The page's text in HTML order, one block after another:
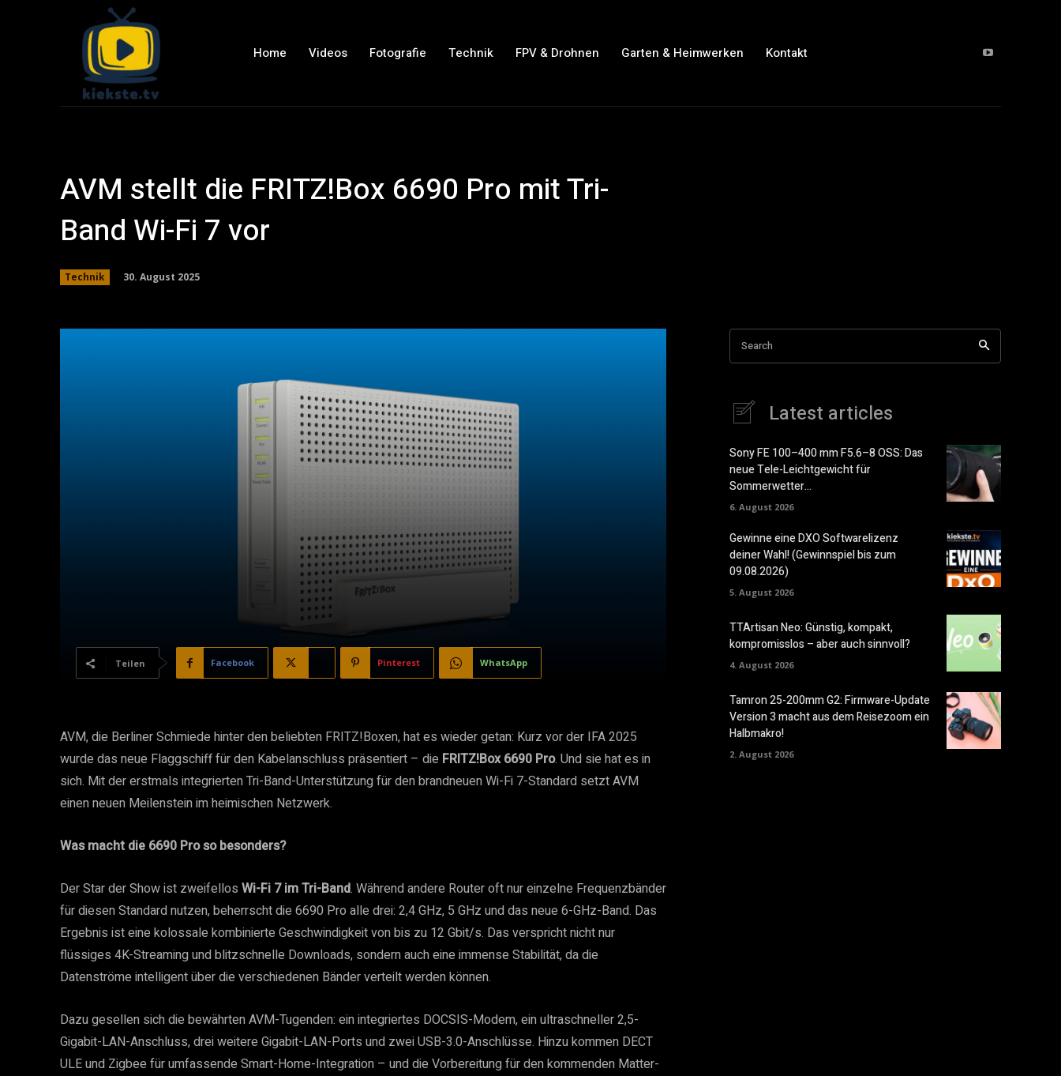
Home Videos Fotografie Technik FPV & Drohnen Garten & Heimwerken Kontakt
AVM stellt die FRITZ!Box 6690 Pro mit Tri-
Band Wi-Fi 7 vor
Technik 30. August 2025
Teilen Facebook Pinterest WhatsApp
AVM, die Berliner Schmiede hinter den beliebten FRITZ!Boxen, hat es wieder getan: Kurz vor der IFA 2025
wurde das neue Flaggschiff für den Kabelanschluss präsentiert – die FRITZ!Box 6690 Pro. Und sie hat es in
sich. Mit der erstmals integrierten Tri-Band-Unterstützung für den brandneuen Wi-Fi 7-Standard setzt AVM
einen neuen Meilenstein im heimischen Netzwerk.
Was macht die 6690 Pro so besonders?
Der Star der Show ist zweifellos Wi-Fi 7 im Tri-Band. Während andere Router oft nur einzelne Frequenzbänder
für diesen Standard nutzen, beherrscht die 6690 Pro alle drei: 2,4 GHz, 5 GHz und das neue 6-GHz-Band. Das
Ergebnis ist eine kolossale kombinierte Geschwindigkeit von bis zu 12 Gbit/s. Das verspricht nicht nur
flüssiges 4K-Streaming und blitzschnelle Downloads, sondern auch eine immense Stabilität, da die
Datenströme intelligent über die verschiedenen Bänder verteilt werden können.
Dazu gesellen sich die bewährten AVM-Tugenden: ein integriertes DOCSIS-Modem, ein ultraschneller 2,5-
Gigabit-LAN-Anschluss, drei weitere Gigabit-LAN-Ports und zwei USB-3.0-Anschlüsse. Hinzu kommen DECT
ULE und Zigbee für umfassende Smart-Home-Integration – und die Vorbereitung für den kommenden Matter-
Search
Latest articles
Sony FE 100–400 mm F5.6–8 OSS: Das
neue Tele-Leichtgewicht für
Sommerwetter…
6. August 2026
Gewinne eine DXO Softwarelizenz
deiner Wahl! (Gewinnspiel bis zum
09.08.2026)
5. August 2026
TTArtisan Neo: Günstig, kompakt,
kompromisslos – aber auch sinnvoll?
4. August 2026
Tamron 25-200mm G2: Firmware-Update
Version 3 macht aus dem Reisezoom ein
Halbmakro!
2. August 2026